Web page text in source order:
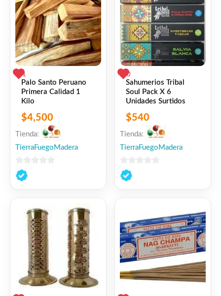
1
Palo Santo Peruano
Primera Calidad 1
Kilo
$4,500
Tienda:
TierraFuegoMadera
0
de
0
Sahumerios Tribal
Soul Pack X 6
Unidades Surtidos
$540
Tienda:
TierraFuegoMadera
0
de